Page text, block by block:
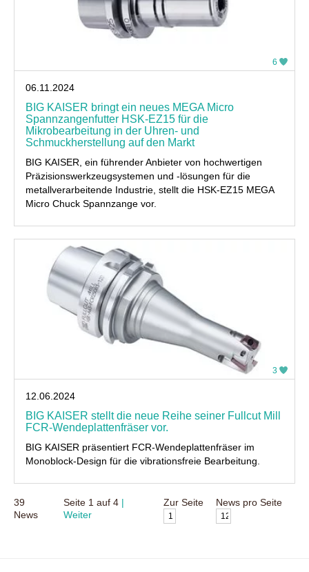
6
06.11.2024
BIG KAISER bringt ein neues MEGA Micro
Spannzangenfutter HSK-EZ15 für die
Mikrobearbeitung in der Uhren- und
Schmuckherstellung auf den Markt
BIG KAISER, ein führender Anbieter von hochwertigen
Präzisionswerkzeugsystemen und -lösungen für die
metallverarbeitende Industrie, stellt die HSK-EZ15 MEGA
Micro Chuck Spannzange vor.
3
12.06.2024
BIG KAISER stellt die neue Reihe seiner Fullcut Mill
FCR-Wendeplattenfräser vor.
BIG KAISER präsentiert FCR-Wendeplattenfräser im
Monoblock-Design für die vibrationsfreie Bearbeitung.
39
News
Seite 1 auf 4
Weiter
Zur Seite News pro Seite